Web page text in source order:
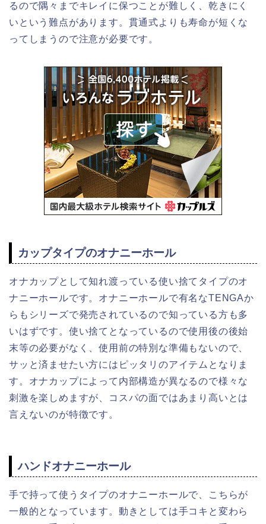
るので隅々までキレイに保つことが難しく、乾きにく
いという難点があります。貫通式よりも寿命が短くな
ってしまうので注意が必要です。
カップタイプのオナニーホール
オナカップとして知れ渡っている使い捨てタイプのオ
ナニーホールです。オナニーホールで有名なTENGAか
らもシリーズで発売されているので知っている方も多
いはずです。使い捨てとなっているので使用後の後始
末等の必要がなく、使用前の特別な準備もないので、
サッと済ませたい方にはピッタリのアイテムとなりま
す。オナカップによって内部構造が異なるので様々な
刺激を楽しめますが、コスパの面ではあまり高いとは
言えないのが特徴です。
ハンドオナニーホール
手で持って使うタイプのオナニーホールで、こちらが
一般的となっています。動きとしては手コキと変わら